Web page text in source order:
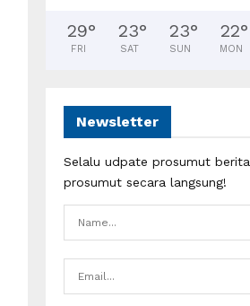
29°
FRI
23°
SAT
23°
SUN
22°
MON
Newsletter
Selalu udpate prosumut berita
prosumut secara langsung!